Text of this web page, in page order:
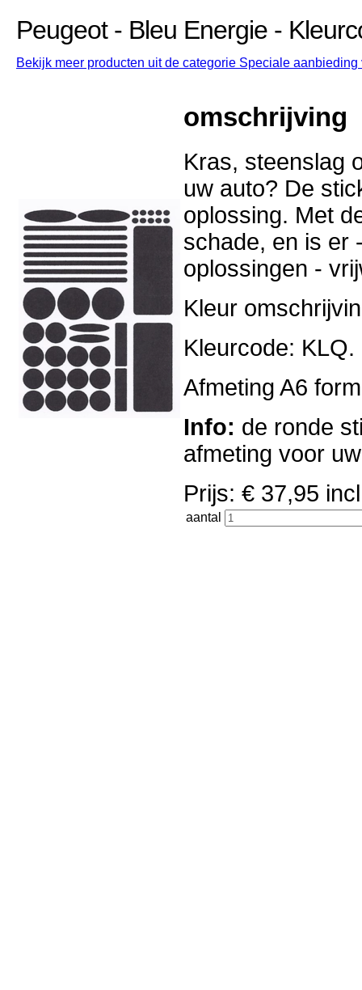
Peugeot - Bleu Energie -
Bekijk meer producten uit de categorie Speciale
omschrijving
Kras, steenslag
uw auto? De
oplossing. Met
schade, en is er
oplossingen -
Kleur
Kleurcode: KLQ.
Afmeting A6
Info: de ronde
afmeting voor
Prijs: € 37,95
aantal